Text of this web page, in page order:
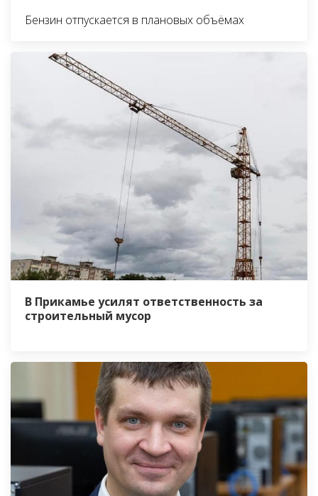
Бензин отпускается в плановых объёмах
В Прикамье усилят ответственность за
строительный мусор